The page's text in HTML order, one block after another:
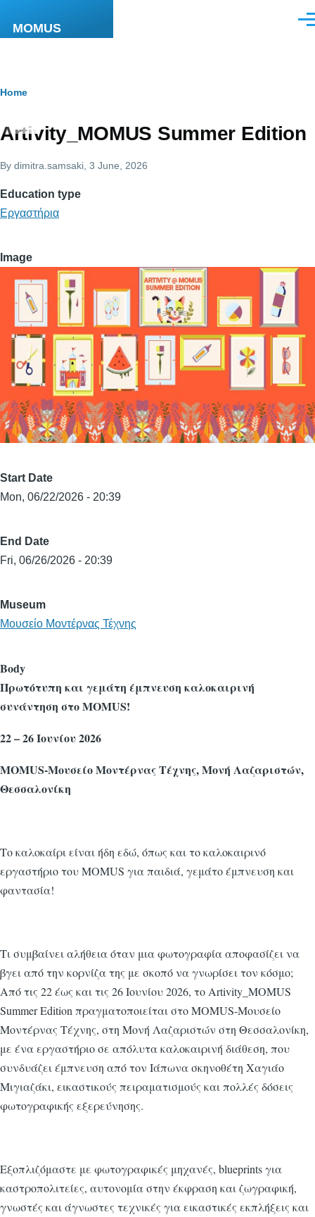
MOMUS
Breadcrumb
Home
Artivity_MOMUS Summer Edition
By dimitra.samsaki , 3 June, 2026
Education type
Εργαστήρια
Image
Start Date
Mon, 06/22/2026 - 20:39
End Date
Fri, 06/26/2026 - 20:39
Museum
Μουσείο Μοντέρνας Τέχνης
Body
Πρωτότυπη και γεμάτη έμπνευση καλοκαιρινή
συνάντηση στο MOMUS!
22 – 26 Ιουνίου 2026
MOMUS-Μουσείο Μοντέρνας Τέχνης, Μονή Λαζαριστών,
Θεσσαλονίκη
Το καλοκαίρι είναι ήδη εδώ, όπως και το καλοκαιρινό
εργαστήριο του MOMUS για παιδιά, γεμάτο έμπνευση και
φαντασία!
Τι συμβαίνει αλήθεια όταν μια φωτογραφία αποφασίζει να
βγει από την κορνίζα της με σκοπό να γνωρίσει τον κόσμο;
Από τις 22 έως και τις 26 Ιουνίου 2026, το Artivity_MOMUS
Summer Edition πραγματοποιείται στο MOMUS-Μουσείο
Μοντέρνας Τέχνης, στη Μονή Λαζαριστών στη Θεσσαλονίκη,
με ένα εργαστήριο σε απόλυτα καλοκαιρινή διάθεση, που
συνδυάζει έμπνευση από τον Ιάπωνα σκηνοθέτη Χαγιάο
Μιγιαζάκι, εικαστικούς πειραματισμούς και πολλές δόσεις
φωτογραφικής εξερεύνησης.
Εξοπλιζόμαστε με φωτογραφικές μηχανές, blueprints για
καστροπολιτείες, αυτονομία στην έκφραση και ζωγραφική,
γνωστές και άγνωστες τεχνικές για εικαστικές εκπλήξεις και